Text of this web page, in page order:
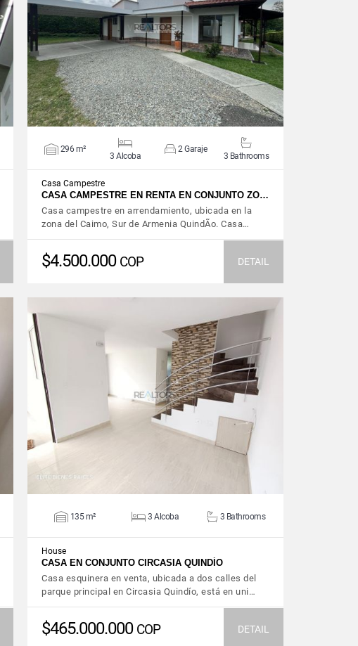
VIEW DETAILS
296 m²
3 Alcoba
2 Garaje
3 Bathrooms
Casa Campestre
CASA CAMPESTRE EN RENTA EN CONJUNTO ZO…
Casa campestre en arrendamiento, ubicada en la
zona del Caimo, Sur de Armenia QuindÃ­o. Casa…
$4.500.000 COP DETAIL
VIEW DETAILS
135 m² 3 Alcoba 3 Bathrooms
House
CASA EN CONJUNTO CIRCASIA QUINDÍO
Casa esquinera en venta, ubicada a dos calles del
parque principal en Circasia Quindío, está en uni…
$465.000.000 COP DETAIL